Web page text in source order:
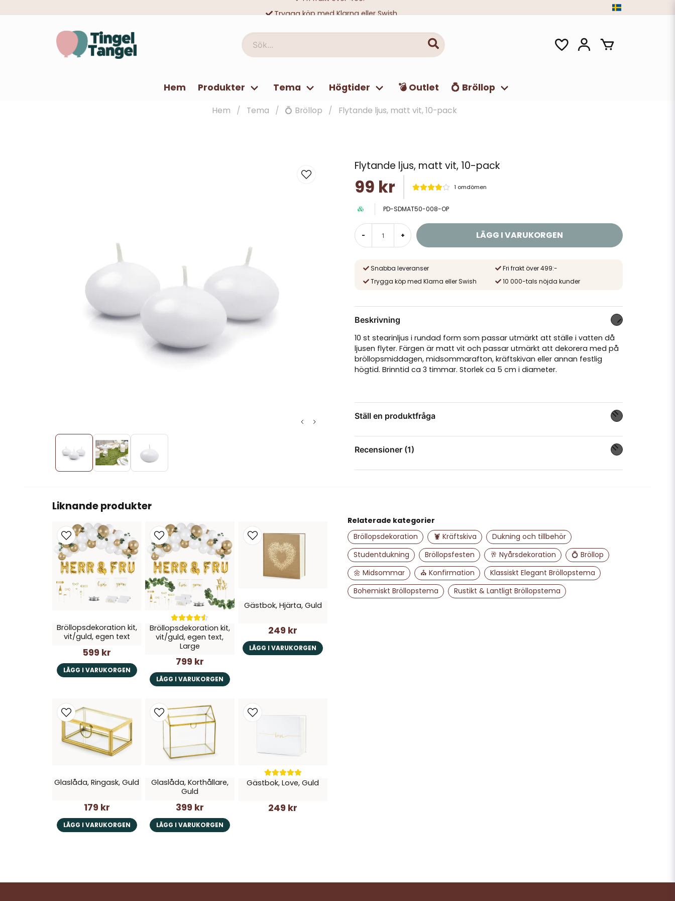
Sök...
Hem Produkter Tema Högtider 💣 Outlet 💍 Bröllop
Hem Tema 💍 Bröllop Flytande ljus, matt vit, 10-pack
Flytande ljus, matt vit, 10-pack
99 kr 1 omdömen
PD-SDMAT50-008-OP
- + LÄGG I VARUKORGEN
Snabba leveranser
Fri frakt över 499:-
Trygga köp med Klarna eller Swish
10 000-tals nöjda kunder
Beskrivning
10 st stearinljus i rundad form som passar utmärkt att ställe i vatten då
ljusen flyter. Färgen är matt vit och passar utmärkt att dekorera med på
bröllopsmiddagen, midsommarafton, kräftskivan eller annan festlig
högtid. Brinntid ca 3 timmar. Storlek ca 5 cm i diameter.
Ställ en produktfråga
Fråga oss något om denna produkten...
Ja, ni får publicera min fråga
Recensioner (1)
Liknande produkter
Bröllopsdekoration kit,
vit/guld, egen text
599 kr
LÄGG I VARUKORGEN
Bröllopsdekoration kit,
vit/guld, egen text,
Large
799 kr
LÄGG I VARUKORGEN
Gästbok, Hjärta, Guld
249 kr
LÄGG I VARUKORGEN
Glaslåda, Ringask, Guld
179 kr
LÄGG I VARUKORGEN
Glaslåda, Korthållare,
Guld
399 kr
LÄGG I VARUKORGEN
Gästbok, Love, Guld
249 kr
Relaterade kategorier
Bröllopsdekoration
🦞 Kräftskiva
Dukning och tillbehör
Studentdukning
Bröllopsfesten 🥂 Nyårsdekoration
💍 Bröllop
🌼 Midsommar
⛪ Konfirmation
Klassiskt Elegant Bröllopstema
Bohemiskt Bröllopstema
Rustikt & Lantligt Bröllopstema